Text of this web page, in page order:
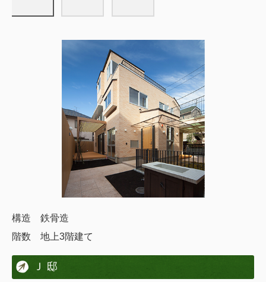
構造 鉄骨造
階数 地上3階建て
Ｊ 邸